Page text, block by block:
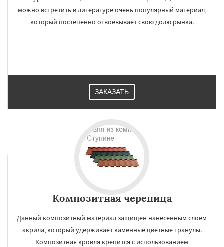
можно встретить в литературе очень популярный материал,
который постепенно отвоёвывает свою долю рынка.
ЗАКАЗАТЬ
Композитная черепица
Данный композитный материал защищен нанесенным слоем
акрила, который удерживает каменные цветные гранулы.
Композитная кровля крепится с использованием